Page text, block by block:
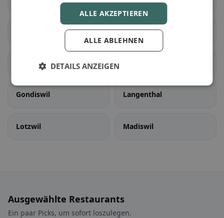
Bannwil
Bleienbach
Gondiswil Langenthal
Lotzwil Madiswil
Ausgewählte Restaurants
Ein paar Picks, um sofort loszulegen.
ALLE AKZEPTIEREN
ALLE ABLEHNEN
DETAILS ANZEIGEN